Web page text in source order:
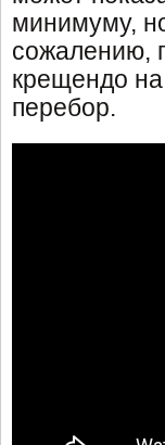
минимуму,
сожалению,
крещендо
перебор.